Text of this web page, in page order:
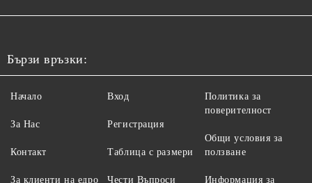
Бързи връзки:
Начало
За Нас
Контакт
За клиенти на едро
Вход
Регистрация
Таблица с размери
Чести Въпроси
Политика за
поверителност
Общи условия за
ползване
Информация за